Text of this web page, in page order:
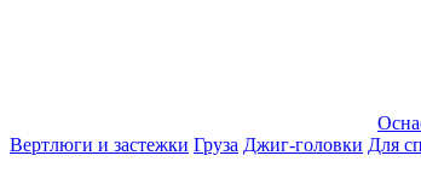
Вертлюги и застежки Груза Джиг-головки Для